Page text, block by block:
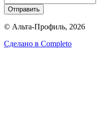
Отправить
© Альта-Профиль, 2026
Сделано в Completo